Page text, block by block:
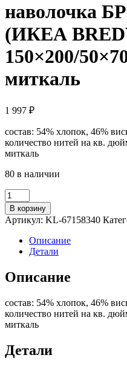
наволочка
(ИКЕА
150×200/
миткаль
1 997 ₽
состав: 54% хлопок, 46%
количество нитей на кв.
миткаль
80 в наличии
Количество
товара
Пододеяльник
1,5-
наволочка
БРЭТВАЛИЯ
(ИКЕА
BREDVECKLARE)
белый/
синий,
миткаль
В корзину
Артикул: KL-67158340
Описание
Детали
Описание
состав: 54% хлопок, 46%
количество нитей на кв.
миткаль
Детали